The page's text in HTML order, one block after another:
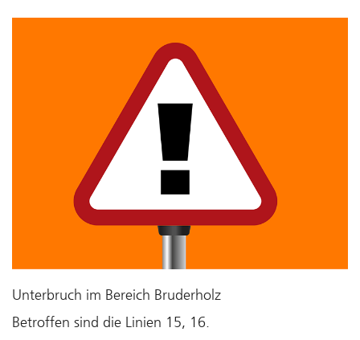
Unterbruch im Bereich Bruderholz
Betroffen sind die Linien 15, 16.